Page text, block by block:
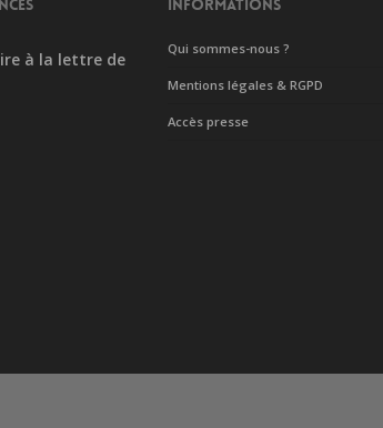
à la lettre de
INFORMATIONS
Qui sommes-nous ?
Mentions légales & RGPD
Accès presse